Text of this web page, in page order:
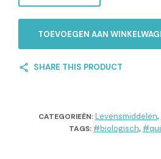
TOEVOEGEN AAN
SHARE THIS PRODUCT
CATEGORIEËN:Levensmiddelen,
TAGS: #biologisch,